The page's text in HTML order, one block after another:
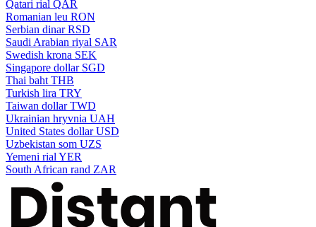
Qatari rial QAR
Romanian leu RON
Serbian dinar RSD
Saudi Arabian riyal SAR
Swedish krona SEK
Singapore dollar SGD
Thai baht THB
Turkish lira TRY
Taiwan dollar TWD
Ukrainian hryvnia UAH
United States dollar USD
Uzbekistan som UZS
Yemeni rial YER
South African rand ZAR